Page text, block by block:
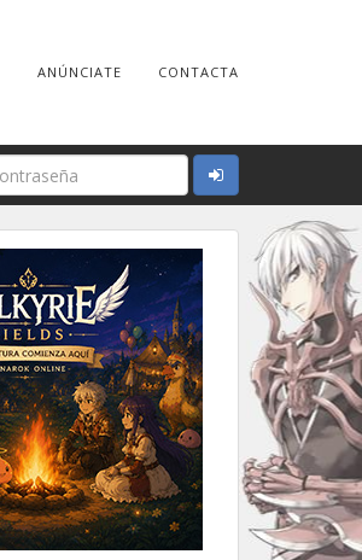
ANÚNCIATE CONTACTA